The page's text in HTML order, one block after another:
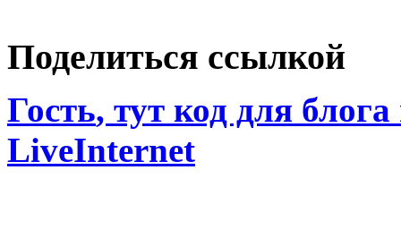
Поделиться ссылкой
Гость, тут код для
LiveInternet